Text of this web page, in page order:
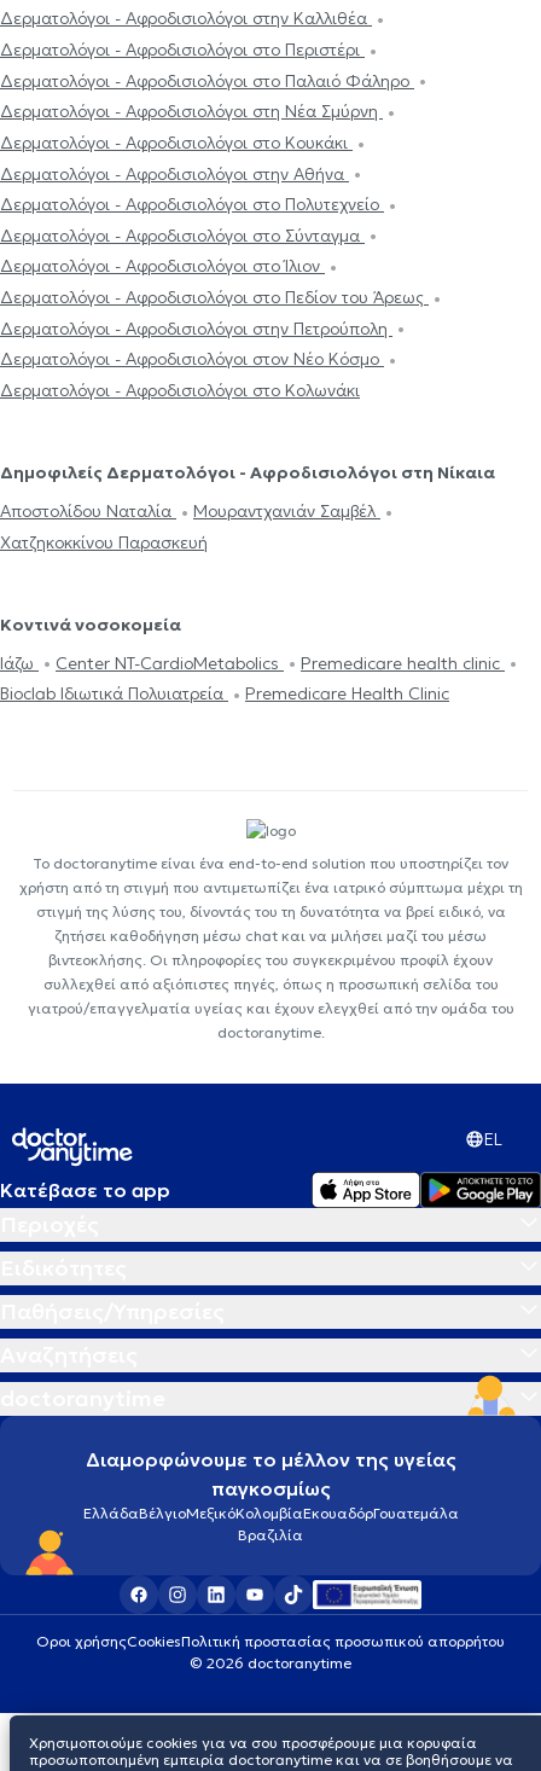
Δερματολόγοι - Αφροδισιολόγοι στην Καλλιθέα
Δερματολόγοι - Αφροδισιολόγοι στο Περιστέρι
Δερματολόγοι - Αφροδισιολόγοι στο Παλαιό Φάληρο
Δερματολόγοι - Αφροδισιολόγοι στη Νέα Σμύρνη
Δερματολόγοι - Αφροδισιολόγοι στο Κουκάκι
Δερματολόγοι - Αφροδισιολόγοι στην Αθήνα
Δερματολόγοι - Αφροδισιολόγοι στο Πολυτεχνείο
Δερματολόγοι - Αφροδισιολόγοι στο Σύνταγμα
Δερματολόγοι - Αφροδισιολόγοι στο Ίλιον
Δερματολόγοι - Αφροδισιολόγοι στο Πεδίον του Άρεως
Δερματολόγοι - Αφροδισιολόγοι στην Πετρούπολη
Δερματολόγοι - Αφροδισιολόγοι στον Νέο Κόσμο
Δερματολόγοι - Αφροδισιολόγοι στο Κολωνάκι
Δημοφιλείς Δερματολόγοι - Αφροδισιολόγοι στη Νίκαια
Αποστολίδου Ναταλία
Μουραντχανιάν Σαμβέλ
Χατζηκοκκίνου Παρασκευή
Κοντινά νοσοκομεία
Ιάζω
Center NT-CardioMetabolics
Premedicare health clinic
Bioclab Ιδιωτικά Πολυιατρεία
Premedicare Health Clinic
Το doctoranytime είναι ένα end-to-end solution που υποστηρίζει τον
χρήστη από τη στιγμή που αντιμετωπίζει ένα ιατρικό σύμπτωμα μέχρι τη
στιγμή της λύσης του, δίνοντάς του τη δυνατότητα να βρεί ειδικό, να
ζητήσει καθοδήγηση μέσω chat και να μιλήσει μαζί του μέσω
βιντεοκλήσης. Οι πληροφορίες του συγκεκριμένου προφίλ έχουν
συλλεχθεί από αξιόπιστες πηγές, όπως η προσωπική σελίδα του
γιατρού/επαγγελματία υγείας και έχουν ελεγχθεί από την ομάδα του
doctoranytime.
EL
Κατέβασε το app
Διαμορφώνουμε το μέλλον της υγείας
παγκοσμίως
ΕλλάδαΒέλγιοΜεξικόΚολομβίαΕκουαδόρΓουατεμάλα
Βραζιλία
Οροι χρήσηςCookiesΠολιτική προστασίας προσωπικού απορρήτου
© 2026 doctoranytime
Χρησιμοποιούμε cookies για να σου προσφέρουμε μια κορυφαία
προσωποποιημένη εμπειρία doctoranytime και να σε βοηθήσουμε να